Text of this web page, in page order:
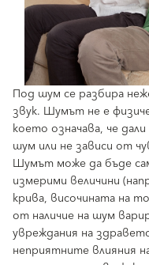
Под шум се разбира
звук. Шумът не е
което означава, че
шум или не зависи от
Шумът може да бъде
измерими величини
крива, височината на
от наличие на шум
увреждания на
неприятните влияния